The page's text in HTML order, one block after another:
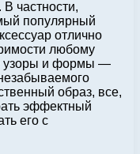
частности,
популярный
отлично
любому
узоры и формы —
образ, все,
эффектный
его с